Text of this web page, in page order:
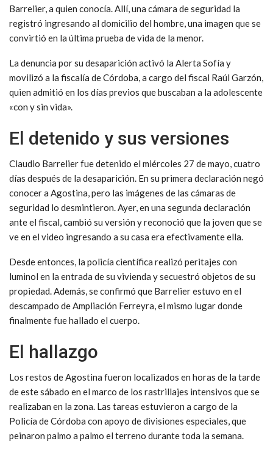
Barrelier, a quien conocía. Allí, una cámara de seguridad la
registró ingresando al domicilio del hombre, una imagen que se
convirtió en la última prueba de vida de la menor.
La denuncia por su desaparición activó la Alerta Sofía y
movilizó a la fiscalía de Córdoba, a cargo del fiscal Raúl Garzón,
quien admitió en los días previos que buscaban a la adolescente
«con y sin vida».
El detenido y sus versiones
Claudio Barrelier fue detenido el miércoles 27 de mayo, cuatro
días después de la desaparición. En su primera declaración negó
conocer a Agostina, pero las imágenes de las cámaras de
seguridad lo desmintieron. Ayer, en una segunda declaración
ante el fiscal, cambió su versión y reconoció que la joven que se
ve en el video ingresando a su casa era efectivamente ella.
Desde entonces, la policía científica realizó peritajes con
luminol en la entrada de su vivienda y secuestró objetos de su
propiedad. Además, se confirmó que Barrelier estuvo en el
descampado de Ampliación Ferreyra, el mismo lugar donde
finalmente fue hallado el cuerpo.
El hallazgo
Los restos de Agostina fueron localizados en horas de la tarde
de este sábado en el marco de los rastrillajes intensivos que se
realizaban en la zona. Las tareas estuvieron a cargo de la
Policía de Córdoba con apoyo de divisiones especiales, que
peinaron palmo a palmo el terreno durante toda la semana.